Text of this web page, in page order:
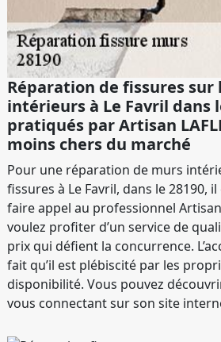
Réparation de fissures sur
intérieurs à Le Favril dans
pratiqués par Artisan
moins chers du marché
Pour une réparation de murs
fissures à Le Favril, dans le 28190,
faire appel au professionnel Artisan
voulez profiter d’un service de
prix qui défient la concurrence.
fait qu’il est plébiscité par les
disponibilité. Vous pouvez
vous connectant sur son site